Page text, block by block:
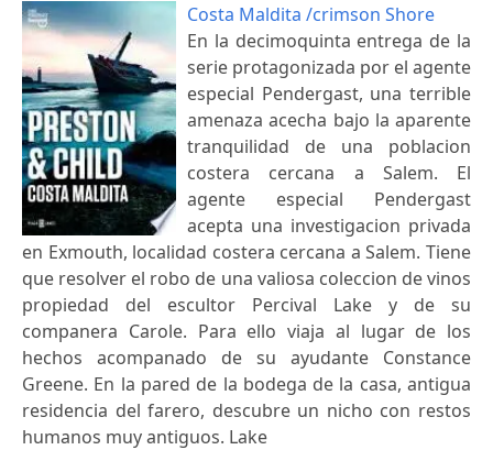
Costa Maldita /crimson Shore
En la decimoquinta entrega de la
serie protagonizada por el agente
especial Pendergast, una terrible
amenaza acecha bajo la aparente
tranquilidad de una poblacion
costera cercana a Salem. El
agente especial Pendergast
acepta una investigacion privada
en Exmouth, localidad costera cercana a Salem. Tiene
que resolver el robo de una valiosa coleccion de vinos
propiedad del escultor Percival Lake y de su
companera Carole. Para ello viaja al lugar de los
hechos acompanado de su ayudante Constance
Greene. En la pared de la bodega de la casa, antigua
residencia del farero, descubre un nicho con restos
humanos muy antiguos. Lake